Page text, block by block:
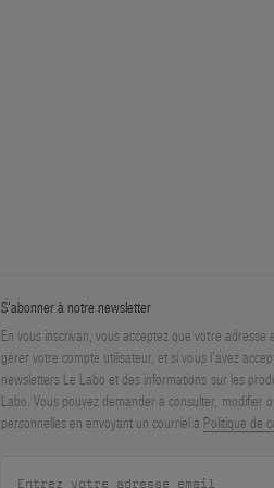
S'abonner à notre newsletter
En vous inscrivan, vous acceptez que votre
gérer votre compte utilisateur, et si vous l’avez
newsletters Le Labo et des informations sur les
Labo. Vous pouvez demander à consulter, modifier
personnelles en envoyant un courriel à Politique de